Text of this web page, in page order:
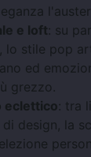
e loft: su
lo stile pop
ed
grezzo.
eclettico: tra
design, la